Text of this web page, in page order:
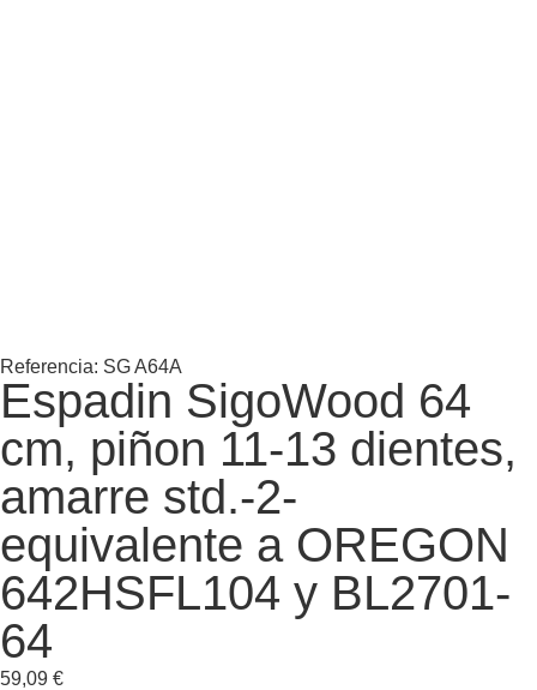
Referencia: SG A64A
Espadin SigoWood 64
cm, piñon 11-13 dientes,
amarre std.-2-
equivalente a OREGON
642HSFL104 y BL2701-
64
59,09 €